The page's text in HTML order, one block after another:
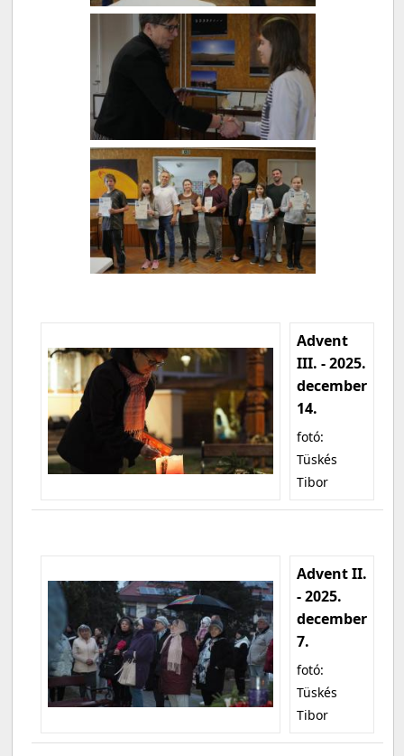
Advent
III. - 2025.
december
14.
fotó:
Tüskés
Tibor
Advent II.
- 2025.
december
7.
fotó:
Tüskés
Tibor